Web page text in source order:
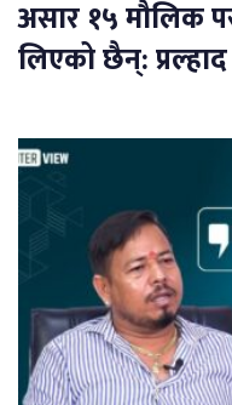
असार १५ मौलिक
लिएको छैन्: